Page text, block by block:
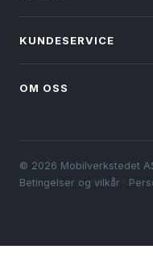
KUNDESERVICE
OM OSS
© 2026 Mobilverkstedet
Betingelser og vilkår ·